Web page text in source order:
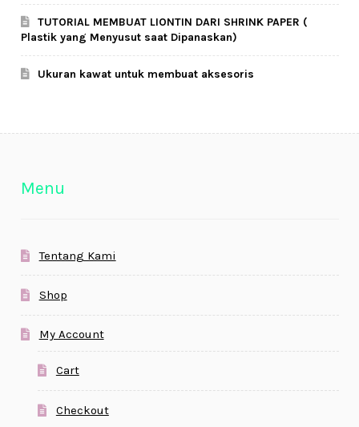
TUTORIAL MEMBUAT LIONTIN DARI SHRINK PAPER (
Plastik yang Menyusut saat Dipanaskan)
Ukuran kawat untuk membuat aksesoris
Menu
Tentang Kami
Shop
My Account
Cart
Checkout